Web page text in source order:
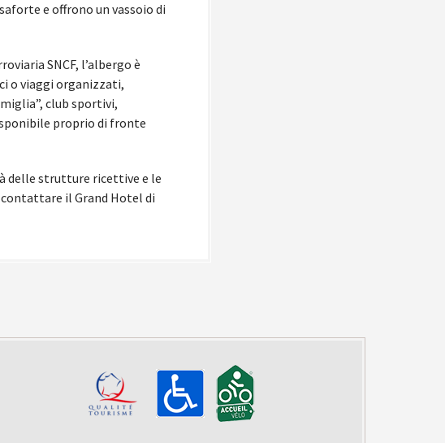
e offrono un vassoio di
SNCF, l’albergo è
o viaggi organizzati,
club sportivi,
proprio di fronte
delle strutture ricettive e le
il Grand Hotel di